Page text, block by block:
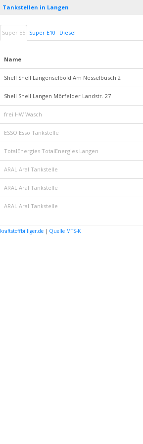
Tankstellen in Langen
Super E5 Super E10 Diesel
Name
Shell Shell Langenselbold Am Nesselbusch 2
Shell Shell Langen Mörfelder Landstr. 27
frei HW Wasch
ESSO Esso Tankstelle
TotalEnergies TotalEnergies Langen
ARAL Aral Tankstelle
ARAL Aral Tankstelle
ARAL Aral Tankstelle
kraftstoffbilliger.de | Quelle MTS-K